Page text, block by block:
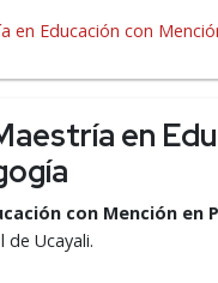
en Educación con
en
con Mención en
de Ucayali.